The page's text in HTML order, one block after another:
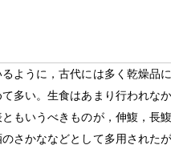
ように，古代には多く乾燥品
多い。生食はあまり行われな
もいうべきものが，伸鰒，長
さかななどとして多用された